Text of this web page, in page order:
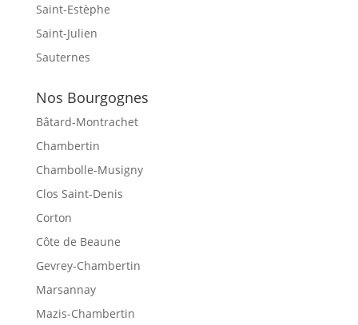
Saint-Estèphe
Saint-Julien
Sauternes
Nos Bourgognes
Bâtard-Montrachet
Chambertin
Chambolle-Musigny
Clos Saint-Denis
Corton
Côte de Beaune
Gevrey-Chambertin
Marsannay
Mazis-Chambertin